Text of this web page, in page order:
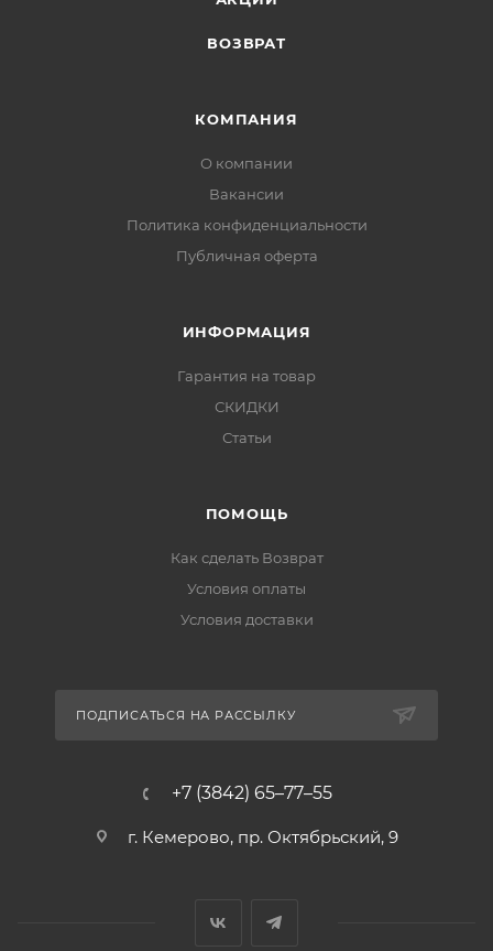
ВОЗВРАТ
КОМПАНИЯ
О компании
Вакансии
Политика конфиденциальности
Публичная оферта
ИНФОРМАЦИЯ
Гарантия на товар
СКИДКИ
Статьи
ПОМОЩЬ
Как сделать Возврат
Условия оплаты
Условия доставки
ПОДПИСАТЬСЯ НА РАССЫЛКУ
+7 (3842) 65–77–55
г. Кемерово, пр. Октябрьский, 9